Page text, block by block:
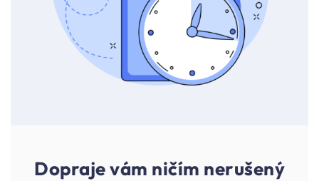
Dopraje vám ničím nerušený